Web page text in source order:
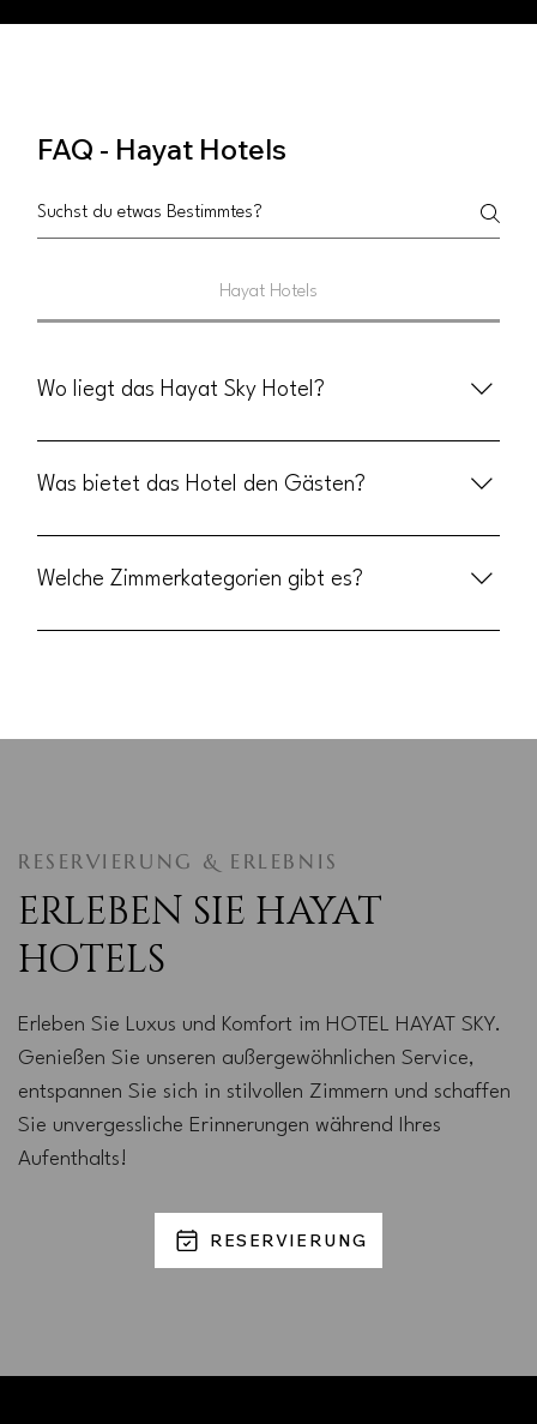
RESERVIERUNG & ERLEBNIS
ERLEBEN SIE HAYAT
HOTELS
Erleben Sie Luxus und Komfort im HOTEL HAYAT SKY.
Genießen Sie unseren außergewöhnlichen Service,
entspannen Sie sich in stilvollen Zimmern und schaffen
Sie unvergessliche Erinnerungen während Ihres
Aufenthalts!
RESERVIERUNG
FAQ - Hayat Hotels
Hayat Hotels
Wo liegt das Hayat Sky Hotel?
Das Hayat Sky Hotel liegt in der Tullastraße 8 in 77977 Rust,
Deutschland, nur wenige Gehminuten vom Europa-Park und
Was bietet das Hotel den Gästen?
Das Hotel kombiniert modernen Komfort und stilvolle Zimmer
mit einer hervorragenden Lage nahe Freizeit-Highlights wie
& Bar auf dem Dach, kostenfreies WLAN, Parkplätze und ein
Welche Zimmerkategorien gibt es?
Es gibt unter anderem Doppelzimmer, Familienzimmer und